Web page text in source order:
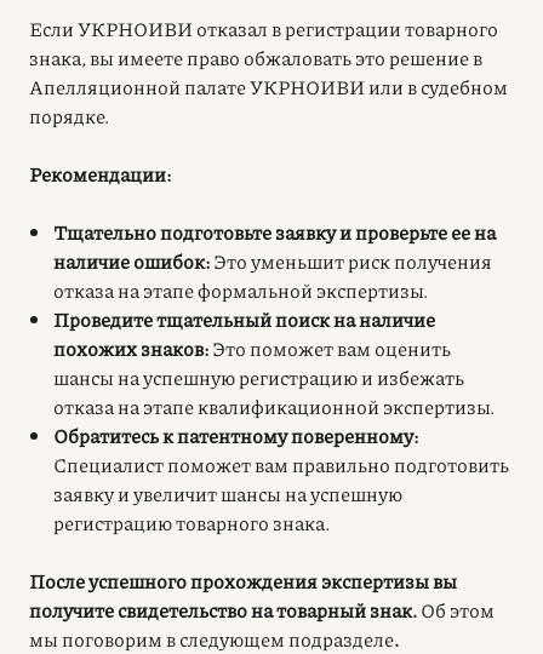
Если УКРНОИВИ отказал в регистрации товарного
знака, вы имеете право обжаловать это решение в
Апелляционной палате УКРНОИВИ или в судебном
порядке.
Рекомендации:
Тщательно подготовьте заявку и проверьте ее на
наличие ошибок:Это уменьшит риск получения
отказа на этапе формальной экспертизы.
Проведите тщательный поиск на наличие
похожих знаков:Это поможет вам оценить
шансы на успешную регистрацию и избежать
отказа на этапе квалификационной экспертизы.
Обратитесь к патентному поверенному:
Специалист поможет вам правильно подготовить
заявку и увеличит шансы на успешную
регистрацию товарного знака.
После успешного прохождения экспертизы вы
получите свидетельство на товарный знак.Об этом
мы поговорим в следующем подразделе.